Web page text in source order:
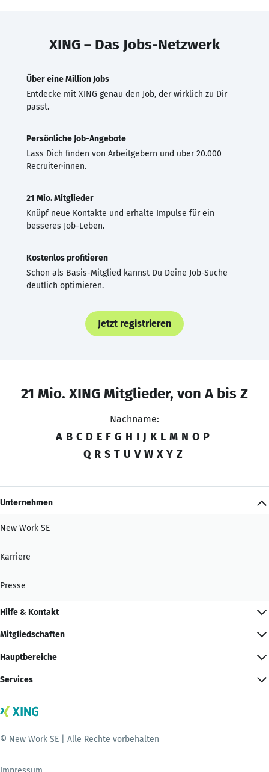
XING – Das Jobs-Netzwerk
Über eine Million Jobs
Entdecke mit XING genau den Job, der wirklich zu Dir
passt.
Persönliche Job-Angebote
Lass Dich finden von Arbeitgebern und über 20.000
Recruiter·innen.
21 Mio. Mitglieder
Knüpf neue Kontakte und erhalte Impulse für ein
besseres Job-Leben.
Kostenlos profitieren
Schon als Basis-Mitglied kannst Du Deine Job-Suche
deutlich optimieren.
Jetzt registrieren
21 Mio. XING Mitglieder, von A bis Z
Nachname:
A B C D E F G H I J K L M N O P
Q R S T U V W X Y Z
Unternehmen
New Work SE
Karriere
Presse
Hilfe & Kontakt
Mitgliedschaften
Hauptbereiche
Services
© New Work SE | Alle Rechte vorbehalten